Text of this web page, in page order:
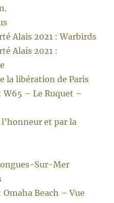
Alais 2021 : Warbirds
Alais 2021 :
la libération de Paris
– Le Ruquet –
et par la
Sur-Mer
Beach – Vue